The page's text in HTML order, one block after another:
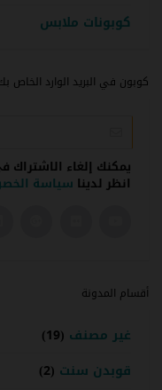
كوبونات ملابس
كوبون في البريد الوارد الخاص
يمكنك إلغاء الاشتراك
انظر لدينا سياسة
أقسام المدونة
غير مصنف (19)
قوبدن سنت (2)